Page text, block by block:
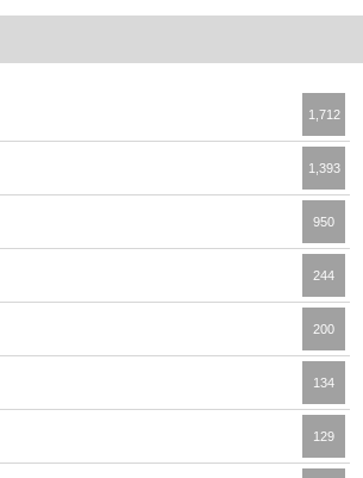
1,712
1,393
950
244
200
134
129